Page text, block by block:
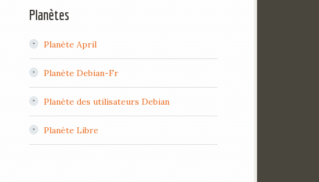
Planètes
Planète April
Planète Debian-Fr
Planète des utilisateurs Debian
Planète Libre